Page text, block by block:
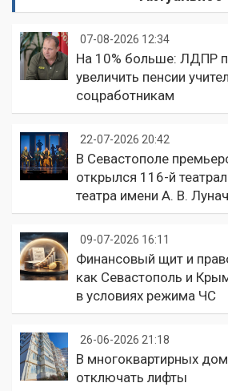
07-08-2026 12:34
На 10% больше: ЛДПР
увеличить пенсии
соцработникам
22-07-2026 20:42
В Севастополе
открылся 116-й
театра имени А. В.
09-07-2026 16:11
Финансовый щит и
как Севастополь и
в условиях режима ЧС
26-06-2026 21:18
В многоквартирных
отключать лифты